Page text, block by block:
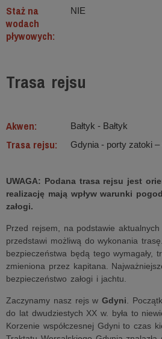
Staż na
wodach
pływowych:
NIE
Trasa rejsu
Akwen: Bałtyk ‐ Bałtyk
Trasa rejsu: Gdynia - porty zatoki –
UWAGA: Podana trasa rejsu jest
realizację mają wpływ warunki
załogi.
Przed rejsem, na podstawie
przedstawi możliwą do wykonania
bezpieczeństwa będą tego wymagały,
zmieniona przez kapitana.
bezpieczeństwo załogi i jachtu.
Zaczynamy nasz rejs w Gdyni .
do lat dwudziestych XX w. była to
Korzenie współczesnej Gdyni to czas